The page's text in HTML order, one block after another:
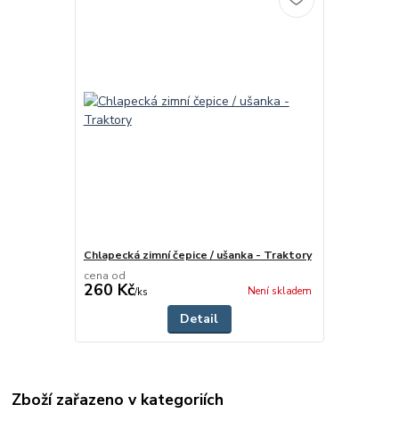
Chlapecká zimní čepice / ušanka - Traktory
cena od
260 Kč/ks Není skladem
Detail
Zboží zařazeno v kategoriích